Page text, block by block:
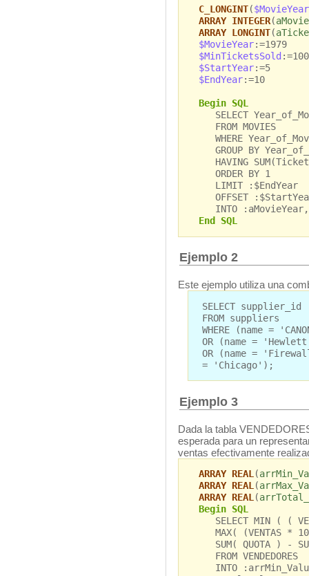
C_LONGINT($MovieYear
ARRAY INTEGER(
ARRAY LONGINT(
$MovieYear:=1979
$MinTicketsSold
$StartYear:=5
$EndYear:=10
Begin SQL
SELECT
FROM MOVIES
WHERE
GROUP BY
HAVING
ORDER BY 1
LIMIT :$EndYear
OFFSET
INTO
End SQL
Ejemplo 2
Este ejemplo utiliza una
SELECT supplier_id
FROM suppliers
WHERE (name =
OR (name =
OR (name =
= 'Chicago');
Ejemplo 3
Dada la tabla
esperada para un
ventas efectivamente
ARRAY REAL(
ARRAY REAL(
ARRAY REAL(
Begin SQL
SELECT MIN ( (
MAX( (VENTAS *
SUM( QUOTA ) -
FROM VENDEDORES
INTO